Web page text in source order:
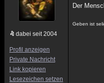
dabei seit 2004
Profil anzeigen
Private Nachricht
Link kopieren
Lesezeichen setzen
Der
Geben ist